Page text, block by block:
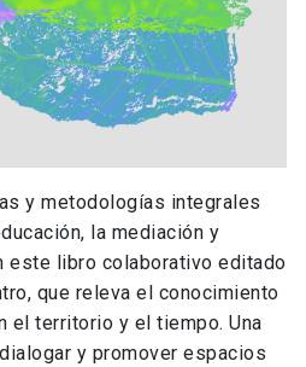
y metodologías integrales
la mediación y
este libro colaborativo editado
que releva el conocimiento
el territorio y el tiempo. Una
y promover espacios